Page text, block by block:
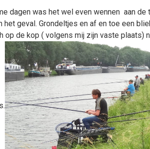
dagen was het wel even wennen aan
geval. Grondeltjes en af en toe een
op de kop ( volgens mij zijn vaste plaats)